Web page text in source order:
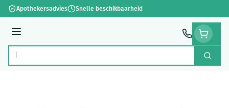
Ga naar de inhoud
Apothekersadvies Snelle beschikbaarheid
Menu
Product, merk, categorie... Zoek